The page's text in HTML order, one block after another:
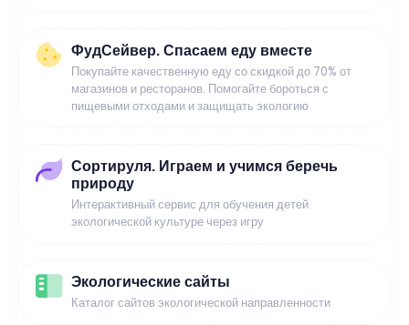
ФудСейвер. Спасаем еду вместе
Покупайте качественную еду со скидкой до 70% от
магазинов и ресторанов. Помогайте бороться с
пищевыми отходами и защищать экологию
Сортируля. Играем и учимся беречь
природу
Интерактивный сервис для обучения детей
экологической культуре через игру
Экологические сайты
Каталог сайтов экологической направленности